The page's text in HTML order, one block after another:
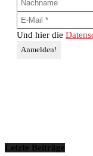
Und hier die
Letzte Beiträge